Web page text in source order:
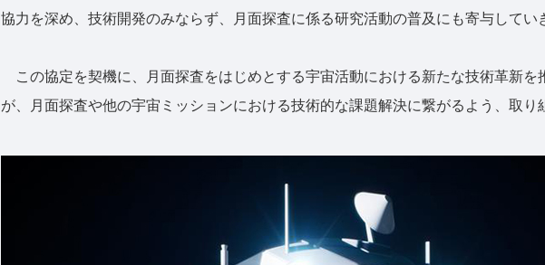
協力を深め、技術開発のみならず、月面探査に係る研究活動の普及にも寄与してい
この協定を契機に、月面探査をはじめとする宇宙活動における新たな技術革新を
が、月面探査や他の宇宙ミッションにおける技術的な課題解決に繋がるよう、取り